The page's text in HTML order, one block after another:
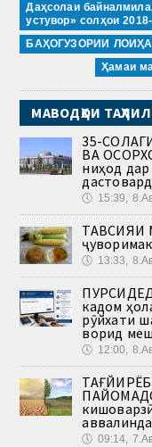
Даҳсолаи
устувор» солҳои
БАҲОГУЗОРИИ
Ҳамаи
МАВОДҲОИ
35-
ВА
ниҳод
🕔 15:39,
ТАВСИЯИ
🕔 13:33,
кадом
рӯйхати
ворид
🕔 12:00,
🕔 09:14,